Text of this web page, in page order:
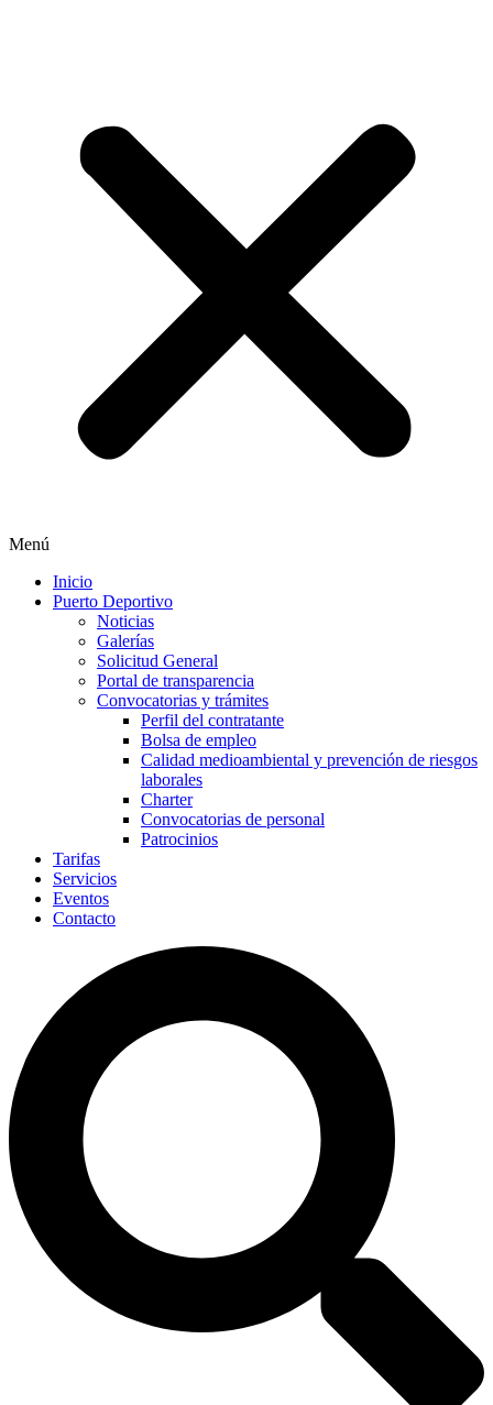
Menú
Inicio
Puerto Deportivo
Noticias
Galerías
Solicitud General
Portal de transparencia
Convocatorias y trámites
Perfil del contratante
Bolsa de empleo
Calidad medioambiental y prevención de riesgos
laborales
Charter
Convocatorias de personal
Patrocinios
Tarifas
Servicios
Eventos
Contacto